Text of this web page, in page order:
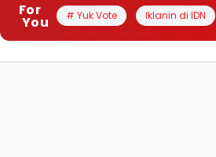
For
You # Yuk Vote Iklanin di IDN